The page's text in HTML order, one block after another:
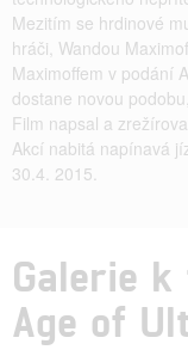
Mezitím se hrdinové
hráči, Wandou
Maximoffem v podání
dostane novou
Film napsal a
Akcí nabitá napínavá
30.4. 2015.
Galerie
Age of